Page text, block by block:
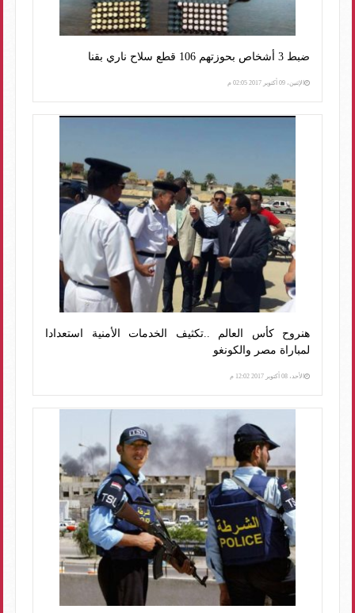
ضبط 3 أشخاص بحوزتهم 106 قطع سلاح ناري بقنا
الإثنين، 09 أكتوبر 2017 02:05 م
هنروح كأس العالم ..تكثيف الخدمات الأمنية استعدادا
لمباراة مصر والكونغو
الأحد، 08 أكتوبر 2017 12:02 م